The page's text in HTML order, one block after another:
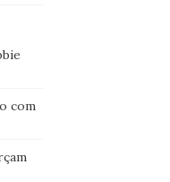
com